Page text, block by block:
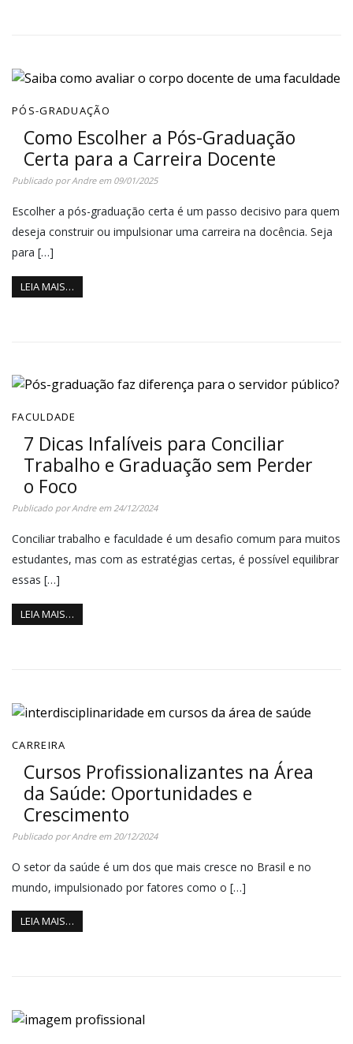
PÓS-GRADUAÇÃO
Como Escolher a Pós-Graduação
Certa para a Carreira Docente
Publicado porAndreem 09/01/2025
Escolher a pós-graduação certa é um passo decisivo para quem
deseja construir ou impulsionar uma carreira na docência. Seja
para […]
LEIA MAIS…
FACULDADE
7 Dicas Infalíveis para Conciliar
Trabalho e Graduação sem Perder
o Foco
Publicado porAndreem24/12/2024
Conciliar trabalho e faculdade é um desafio comum para muitos
estudantes, mas com as estratégias certas, é possível equilibrar
essas […]
LEIA MAIS…
CARREIRA
Cursos Profissionalizantes na Área
da Saúde: Oportunidades e
Crescimento
Publicado porAndreem 20/12/2024
O setor da saúde é um dos que mais cresce no Brasil e no
mundo, impulsionado por fatores como o […]
LEIA MAIS…